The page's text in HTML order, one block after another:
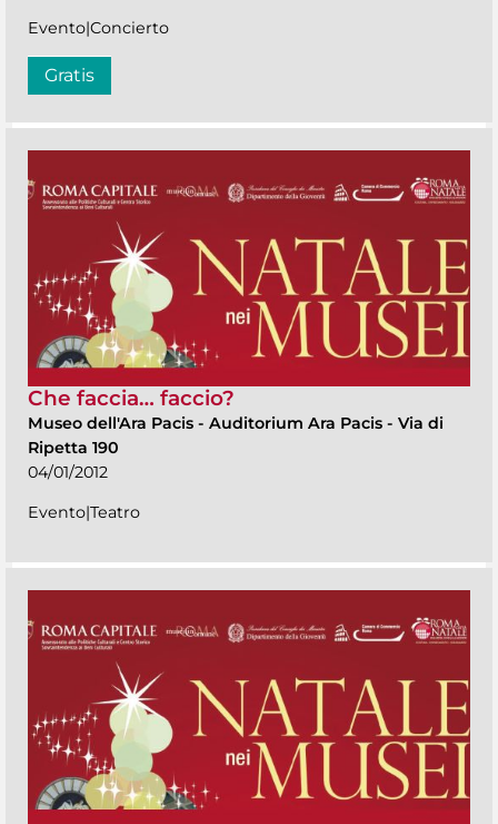
Evento|Concierto
Gratis
Che faccia… faccio?
Museo dell'Ara Pacis - Auditorium Ara Pacis - Via di
Ripetta 190
04/01/2012
Evento|Teatro